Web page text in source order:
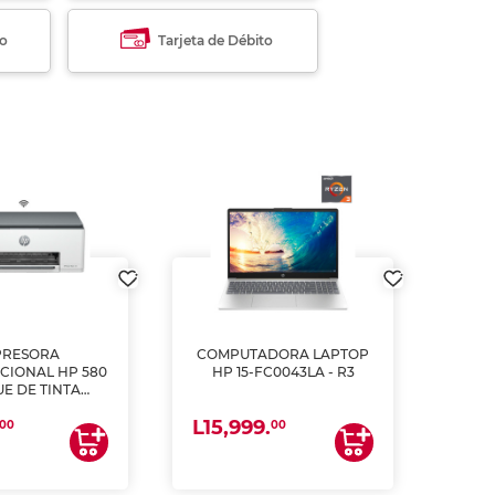
Tarjeta de Débito
HP 580
DE TINTA
00
COMPUTADORA LAPTOP
HP 15-FC0043LA - R3
L15,999.00